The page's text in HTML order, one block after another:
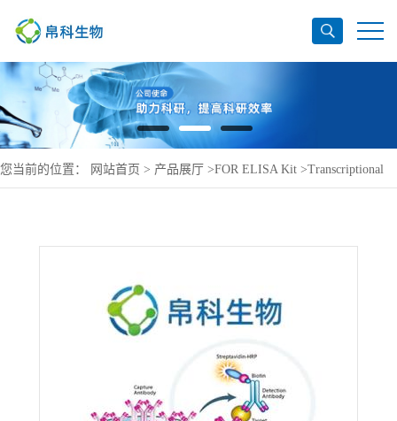
您当前的位置： 网站首页 > 产品展厅 >FOR ELISA Kit >Transcriptional